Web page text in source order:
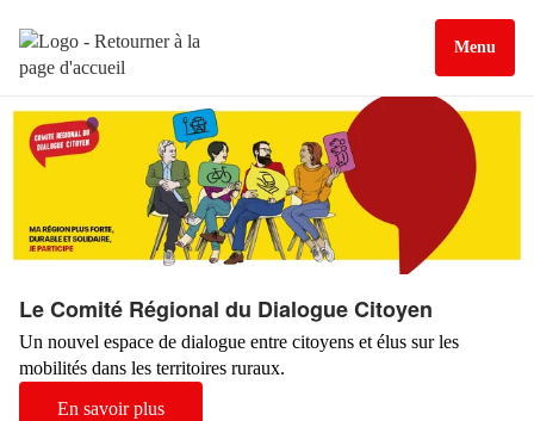
Menu
Le Comité Régional du Dialogue Citoyen
Un nouvel espace de dialogue entre citoyens et élus sur les
mobilités dans les territoires ruraux.
En savoir plus